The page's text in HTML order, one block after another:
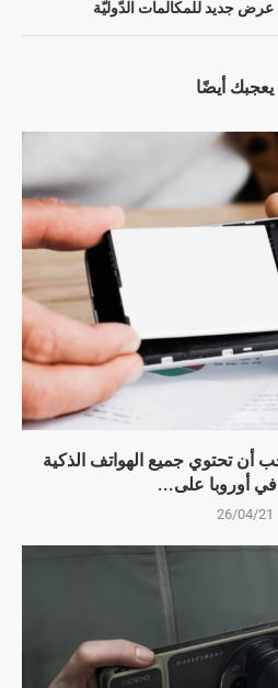
جديد للمكالمات الدّوليّة
أيضًا
من عام 2027، يجب أن تحتوي جميع الهواتف الذكية
في أوروبا على...
26/04/21